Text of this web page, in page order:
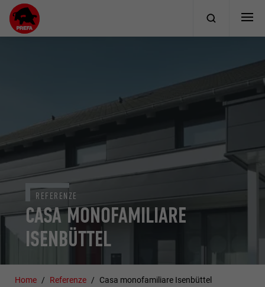
CASA MONOFAMILIARE
ISENBÜTTEL
REFERENZE
Home Referenze Casa monofamiliare Isenbüttel